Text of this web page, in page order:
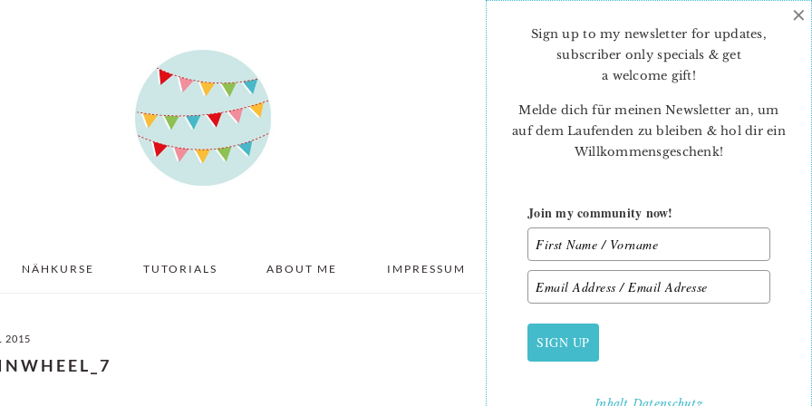
NÄHKURSE TUTORIALS ABOUT ME IMPRESSUM DATENSCHUTZ
2015
PRIMARY
SIDEBAR
Sign up to my newsletter for updates,
subscriber only specials & get
a welcome gift!
Melde dich für meinen Newsletter an, um
auf dem Laufenden zu bleiben & hol dir ein
Willkommensgeschenk!
Join my community now!
SIGN UP
×